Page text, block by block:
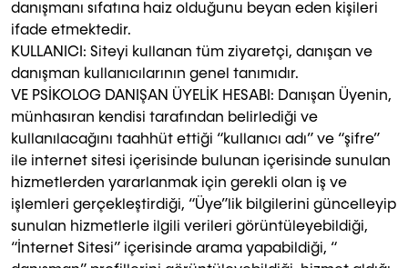
danışmanı sıfatına haiz olduğunu beyan eden kişileri
ifade etmektedir.
KULLANICI: Siteyi kullanan tüm ziyaretçi, danışan ve
danışman kullanıcılarının genel tanımıdır.
VE PSİKOLOG DANIŞAN ÜYELİK HESABI: Danışan Üyenin,
münhasıran kendisi tarafından belirlediği ve
kullanılacağını taahhüt ettiği “kullanıcı adı” ve “şifre”
ile internet sitesi içerisinde bulunan içerisinde sunulan
hizmetlerden yararlanmak için gerekli olan iş ve
işlemleri gerçekleştirdiği, “Üye”lik bilgilerini güncelleyip
sunulan hizmetlerle ilgili verileri görüntüleyebildiği,
“İnternet Sitesi” içerisinde arama yapabildiği, “